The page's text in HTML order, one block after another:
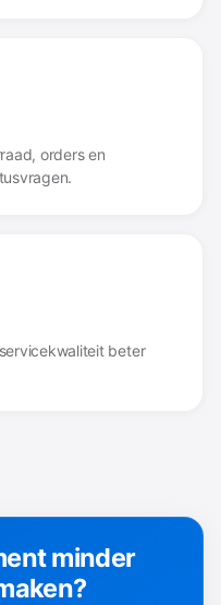
orders en
beter
minder